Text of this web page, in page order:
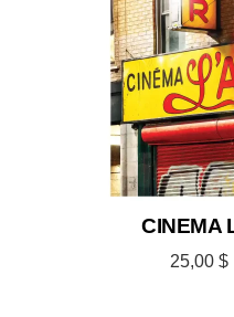
CINEMA
25,00 $